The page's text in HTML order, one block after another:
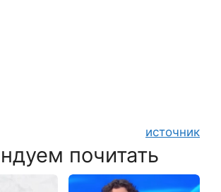
источник
почитать